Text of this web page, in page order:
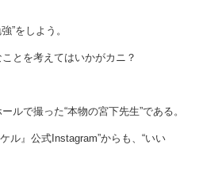
”をしよう。
とを考えてはいかがカニ？
ルで撮った“本物の宮下先生”である。
ル』公式Instagram”からも、“いい